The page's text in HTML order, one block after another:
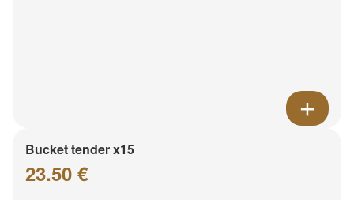
Bucket tender x15
23.50 €